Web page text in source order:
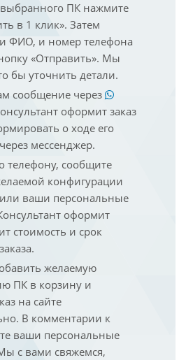
ПК нажмите
в 1 клик». Затем
ФИО, и номер телефона
«Отправить». Мы
бы уточнить детали.
сообщение через
оформит заказ
о ходе его
мессенджер.
телефону, сообщите
конфигурации
ваши персональные
оформит
стоимость и срок
желаемую
ПК в корзину и
на сайте
В комментарии к
ваши персональные
с вами свяжемся,